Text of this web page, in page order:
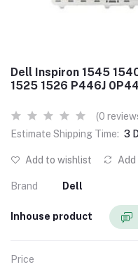
Dell Inspiron 1545
1525 1526 P446J
(0
Estimate Shipping Time: 3
Add to wishlist
Brand Dell
Inhouse product
Price